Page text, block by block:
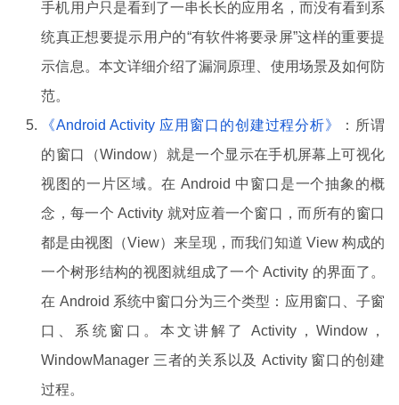
手机用户只是看到了一串长长的应用名，而没有看到系
统真正想要提示用户的“有软件将要录屏”这样的重要提
示信息。本文详细介绍了漏洞原理、使用场景及如何防
范。
《Android Activity 应用窗口的创建过程分析》
：所谓
的窗口（Window）就是一个显示在手机屏幕上可视化
视图的一片区域。在 Android 中窗口是一个抽象的概
念，每一个 Activity 就对应着一个窗口，而所有的窗口
都是由视图（View）来呈现，而我们知道 View 构成的
一个树形结构的视图就组成了一个 Activity 的界面了。
在 Android 系统中窗口分为三个类型：应用窗口、子窗
口、系统窗口。本文讲解了 Activity，Window，
WindowManager 三者的关系以及 Activity 窗口的创建
过程。